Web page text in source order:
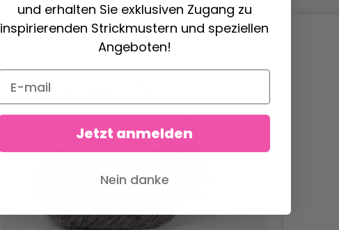
und erhalten Sie exklusiven Zugang zu
inspirierenden Strickmustern und speziellen
Angeboten!
Jetzt anmelden
Nein danke